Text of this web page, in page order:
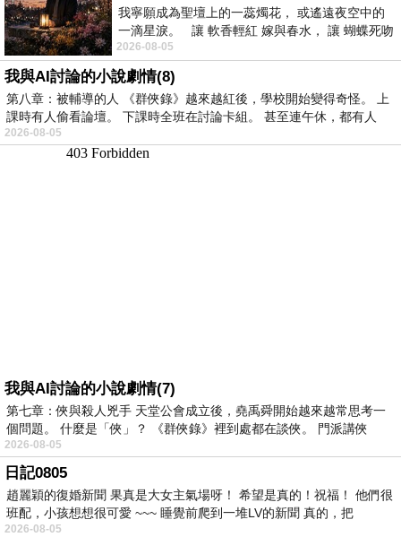
我寧願成為聖壇上的一蕊燭花， 或遙遠夜空中的
一滴星淚。 讓 軟香輕紅 嫁與春水， 讓 蝴蝶死吻
夏日最後一瓣玫瑰， 讓
2026-08-05
我與AI討論的小說劇情(8)
第八章：被輔導的人 《群俠錄》越來越紅後，學校開始變得奇怪。 上
課時有人偷看論壇。 下課時全班在討論卡組。 甚至連午休，都有人
2026-08-05
我與AI討論的小說劇情(7)
第七章：俠與殺人兇手 天堂公會成立後，堯禹舜開始越來越常思考一
個問題。 什麼是「俠」？ 《群俠錄》裡到處都在談俠。 門派講俠
2026-08-05
日記0805
趙麗穎的復婚新聞 果真是大女主氣場呀！ 希望是真的！祝福！ 他們很
班配，小孩想想很可愛 ~~~ 睡覺前爬到一堆LV的新聞 真的，把
2026-08-05